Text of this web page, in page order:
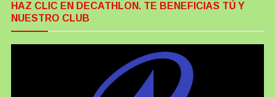
HAZ CLIC EN DECATHLON. TE BENEFICIAS TÚ Y
NUESTRO CLUB